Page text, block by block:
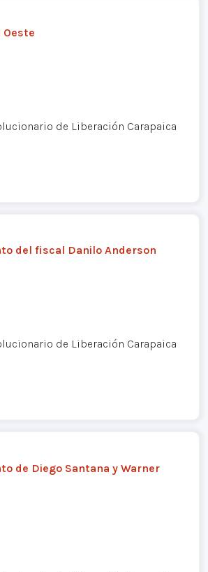
de Liberación Carapaica
del fiscal Danilo Anderson
de Liberación Carapaica
de Diego Santana y Warner